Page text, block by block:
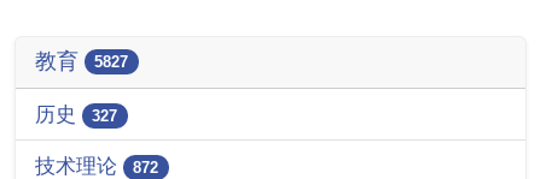
教育 5827
历史 327
技术理论 872